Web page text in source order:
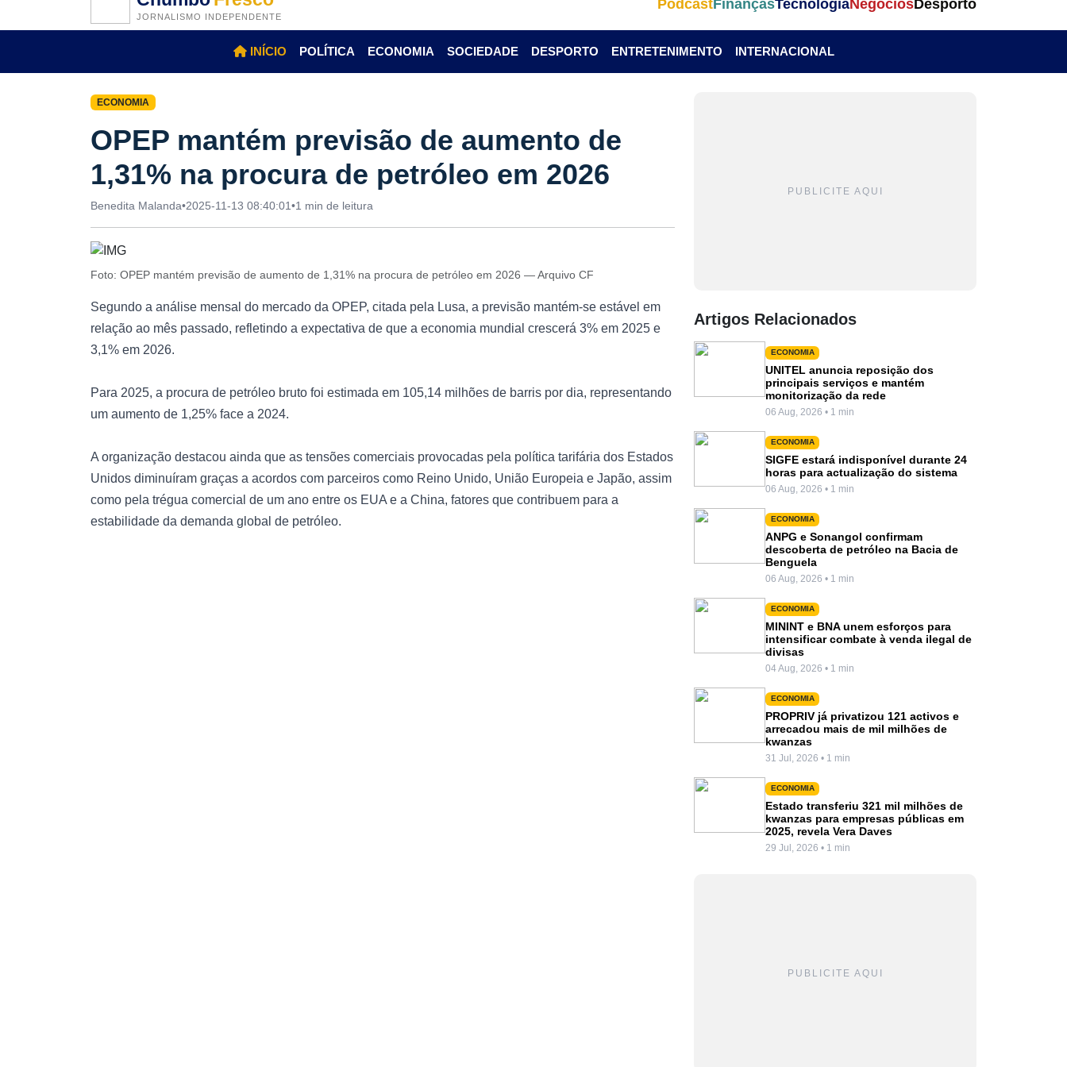
JORNALISMO INDEPENDENTE
PodcastFinançasTecnologiaNegóciosDesporto
INÍCIO POLÍTICA ECONOMIA SOCIEDADE DESPORTO ENTRETENIMENTO INTERNACIONAL
ECONOMIA
OPEP mantém previsão de aumento de
1,31% na procura de petróleo em 2026
Benedita Malanda•2025-11-13 08:40:01•1 min de leitura
Foto: OPEP mantém previsão de aumento de 1,31% na procura de petróleo em 2026 — Arquivo CF
Segundo a análise mensal do mercado da OPEP, citada pela Lusa, a previsão mantém-se estável em
relação ao mês passado, refletindo a expectativa de que a economia mundial crescerá 3% em 2025 e
3,1% em 2026.
Para 2025, a procura de petróleo bruto foi estimada em 105,14 milhões de barris por dia, representando
um aumento de 1,25% face a 2024.
A organização destacou ainda que as tensões comerciais provocadas pela política tarifária dos Estados
Unidos diminuíram graças a acordos com parceiros como Reino Unido, União Europeia e Japão, assim
como pela trégua comercial de um ano entre os EUA e a China, fatores que contribuem para a
estabilidade da demanda global de petróleo.
PUBLICITE AQUI
Artigos Relacionados
ECONOMIA
UNITEL anuncia reposição dos
principais serviços e mantém
monitorização da rede
06 Aug, 2026 • 1 min
ECONOMIA
SIGFE estará indisponível durante 24
horas para actualização do sistema
06 Aug, 2026 • 1 min
ECONOMIA
ANPG e Sonangol confirmam
descoberta de petróleo na Bacia de
Benguela
06 Aug, 2026 • 1 min
ECONOMIA
MININT e BNA unem esforços para
intensificar combate à venda ilegal de
divisas
04 Aug, 2026 • 1 min
ECONOMIA
PROPRIV já privatizou 121 activos e
arrecadou mais de mil milhões de
kwanzas
31 Jul, 2026 • 1 min
ECONOMIA
Estado transferiu 321 mil milhões de
kwanzas para empresas públicas em
2025, revela Vera Daves
29 Jul, 2026 • 1 min
PUBLICITE AQUI